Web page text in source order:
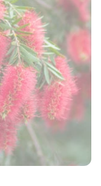
tels que les
des mesures
Violet à l'hiver,
de la plante
les racines du
envisagez un